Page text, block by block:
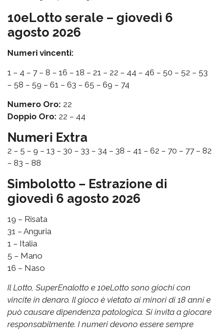
10eLotto serale – giovedì 6
agosto 2026
Numeri vincenti:
1 – 4 – 7 – 8 – 16 – 18 – 21 – 22 – 44 – 46 – 50 – 52 – 53
– 58 – 59 – 61 – 63 – 65 – 69 – 74
Numero Oro: 22
Doppio Oro: 22 – 44
Numeri Extra
2 – 5 – 9 – 13 – 30 – 33 – 34 – 38 – 41 – 62 – 70 – 77 – 82
– 83 – 88
Simbolotto – Estrazione di
giovedì 6 agosto 2026
19 – Risata
31 – Anguria
1 – Italia
5 – Mano
16 – Naso
Il Lotto, SuperEnalotto e 10eLotto sono giochi con
vincite in denaro. Il gioco è vietato ai minori di 18 anni e
può causare dipendenza patologica. Si invita a giocare
responsabilmente. I numeri devono essere sempre